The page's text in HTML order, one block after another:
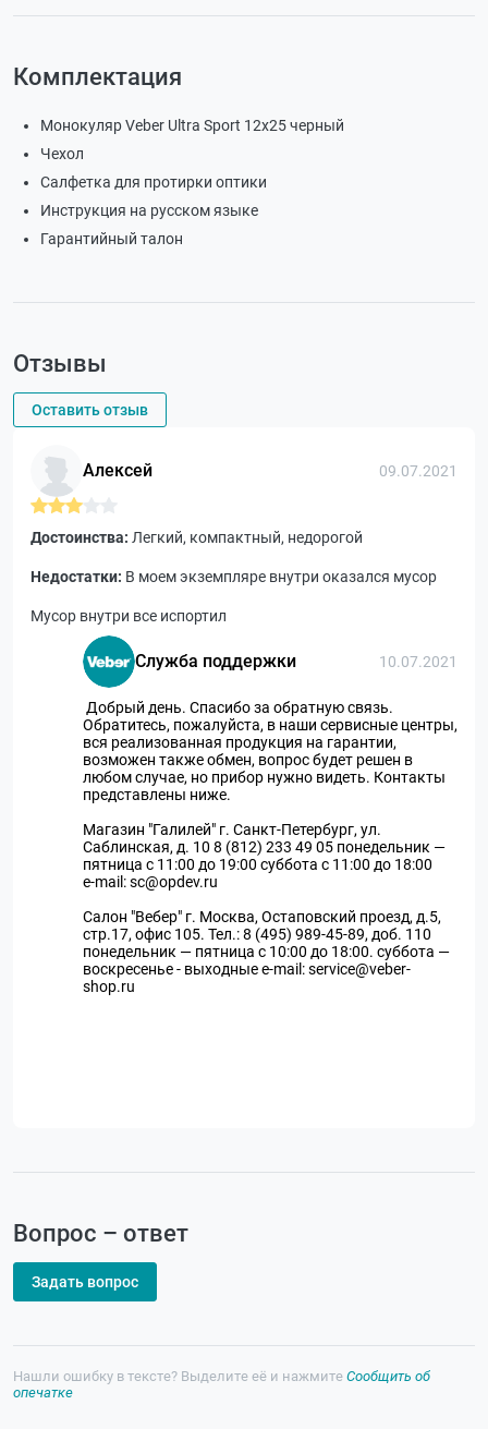
Комплектация
Монокуляр Veber Ultra Sport 12x25 черный
Чехол
Салфетка для протирки оптики
Инструкция на русском языке
Гарантийный талон
Отзывы
Оставить отзыв
Алексей 09.07.2021
Достоинства: Легкий, компактный, недорогой
Недостатки: В моем экземпляре внутри оказался мусор
Мусор внутри все испортил
Служба поддержки 10.07.2021
Добрый день. Спасибо за обратную связь.
Обратитесь, пожалуйста, в наши сервисные центры,
вся реализованная продукция на гарантии,
возможен также обмен, вопрос будет решен в
любом случае, но прибор нужно видеть. Контакты
представлены ниже.
Магазин "Галилей" г. Санкт-Петербург, ул.
Саблинская, д. 10 8 (812) 233 49 05 понедельник —
пятница с 11:00 до 19:00 суббота с 11:00 до 18:00
e-mail: sc@opdev.ru
Салон "Вебер" г. Москва, Остаповский проезд, д.5,
стр.17, офис 105. Тел.: 8 (495) 989-45-89, доб. 110
понедельник — пятница с 10:00 до 18:00. суббота —
воскресенье - выходные e-mail: service@veber-
shop.ru
Вопрос – ответ
Задать вопрос
Нашли ошибку в тексте? Выделите её и нажмите Сообщить об
опечатке